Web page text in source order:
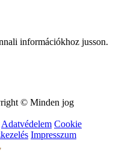
információkhoz jusson.
© Minden jog
Adatvédelem Cookie
Impresszum